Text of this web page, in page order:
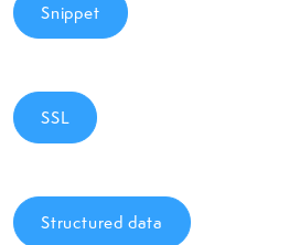
Snippet
SSL
Structured data